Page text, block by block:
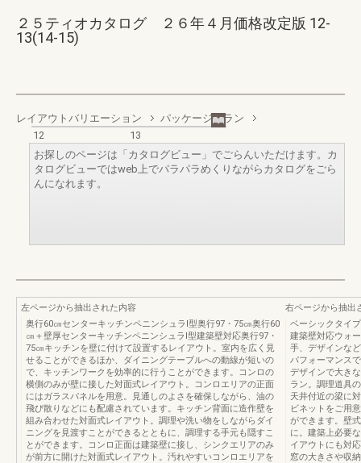
２５ティオカタログ ２６年４月価格改定版 12-
13(14-15)
レイアウトバリエーション
パッケージプラン
12
13
お探しのページは「カタログビュー」でごらんいただけます。カ
タログビューではweb上でパラパラめくりながらカタログをごら
んになれます。
左ページから抽出された内容
奥行60㎝センターキッチンペニンシュラⅠ型奥行97・75㎝奥行60
㎝＋壁厚センターキッチンペニンシュラⅠ型建築壁対応奥行97・
75㎝キッチンを壁に付けて設置するレイアウト。室内を広く見
せることができるほか、ダイニングテーブルへの動線が短いの
で、キッチンワークを効率的に行うことができます。コンロの
横側のみが壁に接した対面式レイアウト。コンロエリアの正面
にはガラスパネルを用意。見通しのよさを確保しながら、油の
飛び散りなどにも配慮されています。キッチン背面に造作壁を
組み合わせた対面式レイアウト。調理や洗い物をしながらダイ
ニングを見渡すことができるとともに、調理する手元も隠すこ
とができます。コンロ正面は建築壁に接し、シンクエリアのみ
が前方に開けた対面式レイアウト。汚れやすいコンロエリアを
右ページから抽出
ベーシックタイ
建築壁対応ウォ
手、デザインな
パフォーマンス
デザインで大き
ラン。調理道具
天井付近の梁に
ビネットをご用
ができます。壁
に。建築上必要
イアウトにも対
窓の大きさや収